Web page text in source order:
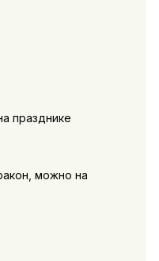
празднике
можно на